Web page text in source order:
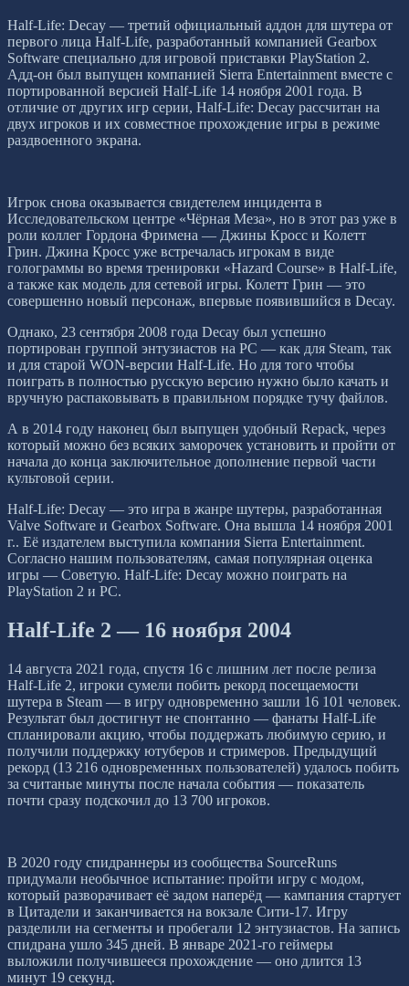
Half-Life: Decay — третий официальный аддон для шутера от
первого лица Half-Life, разработанный компанией Gearbox
Software специально для игровой приставки PlayStation 2.
Адд-он был выпущен компанией Sierra Entertainment вместе с
портированной версией Half-Life 14 ноября 2001 года. В
отличие от других игр серии, Half-Life: Decay рассчитан на
двух игроков и их совместное прохождение игры в режиме
раздвоенного экрана.
Игрок снова оказывается свидетелем инцидента в
Исследовательском центре «Чёрная Меза», но в этот раз уже в
роли коллег Гордона Фримена — Джины Кросс и Колетт
Грин. Джина Кросс уже встречалась игрокам в виде
голограммы во время тренировки «Hazard Course» в Half-Life,
а также как модель для сетевой игры. Колетт Грин — это
совершенно новый персонаж, впервые появившийся в Decay.
Однако, 23 сентября 2008 года Decay был успешно
портирован группой энтузиастов на PC — как для Steam, так
и для старой WON-версии Half-Life. Но для того чтобы
поиграть в полностью русскую версию нужно было качать и
вручную распаковывать в правильном порядке тучу файлов.
А в 2014 году наконец был выпущен удобный Repack, через
который можно без всяких заморочек установить и пройти от
начала до конца заключительное дополнение первой части
культовой серии.
Half-Life: Decay — это игра в жанре шутеры, разработанная
Valve Software и Gearbox Software. Она вышла 14 ноября 2001
г.. Её издателем выступила компания Sierra Entertainment.
Согласно нашим пользователям, самая популярная оценка
игры — Советую. Half-Life: Decay можно поиграть на
PlayStation 2 и PC.
Half-Life 2 — 16 ноября 2004
14 августа 2021 года, спустя 16 с лишним лет после релиза
Half-Life 2, игроки сумели побить рекорд посещаемости
шутера в Steam — в игру одновременно зашли 16 101 человек.
Результат был достигнут не спонтанно — фанаты Half-Life
спланировали акцию, чтобы поддержать любимую серию, и
получили поддержку ютуберов и стримеров. Предыдущий
рекорд (13 216 одновременных пользователей) удалось побить
за считаные минуты после начала события — показатель
почти сразу подскочил до 13 700 игроков.
В 2020 году спидраннеры из сообщества SourceRuns
придумали необычное испытание: пройти игру с модом,
который разворачивает её задом наперёд — кампания стартует
в Цитадели и заканчивается на вокзале Сити-17. Игру
разделили на сегменты и пробегали 12 энтузиастов. На запись
спидрана ушло 345 дней. В январе 2021-го геймеры
выложили получившееся прохождение — оно длится 13
минут 19 секунд.